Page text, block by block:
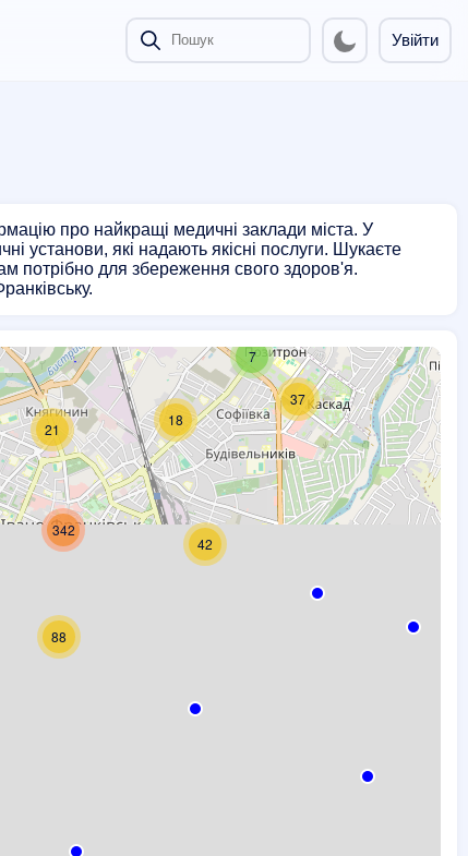
Увійти
про найкращі медичні заклади міста. У
установи, які надають якісні послуги. Шукаєте
потрібно для збереження свого здоров'я.
7
42
37
18
88
21
342